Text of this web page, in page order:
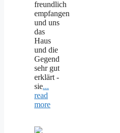
freundlich
empfangen
und uns
das
Haus
und die
Gegend
sehr gut
erklärt -
sie...
read
more